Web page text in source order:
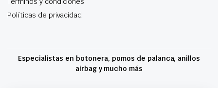
Políticas de privacidad
Especialistas en botonera, pomos de palanca, anillos
airbag y mucho más